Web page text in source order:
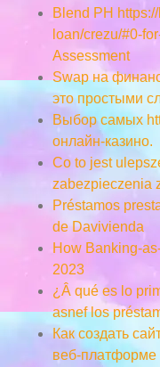
Blend PH
loan/crezu/#0-
Assessment
Swap на
это простыми
Выбор самых
онлайн-казино.
Co to jest
zabezpieczenia
Préstamos
de Davivienda
How Banking-
2023
¿Â qué es lo
asnef los
Как создать
веб-платформе